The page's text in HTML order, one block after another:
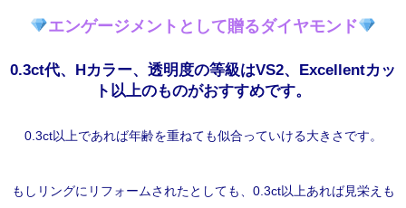
エンゲージメントとして贈るダイヤモンド
0.3ct代、Hカラー、 透明度の等級はVS2、Excellentカッ
ト以上のものがおすすめです。
0.3ct以上であれば年齢を重ねても似合っていける大きさです。
もしリングにリフォームされたとしても、0.3ct以上あれば見栄えも